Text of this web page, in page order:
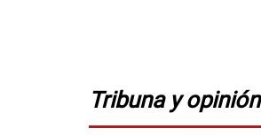
Tribuna y opinión